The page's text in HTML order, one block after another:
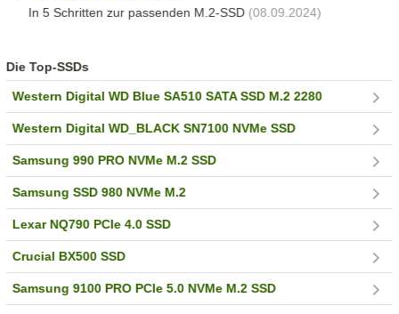
In 5 Schritten zur passenden M.2-SSD(08.09.2024)
Die Top-SSDs
Western Digital WD Blue SA510 SATA SSD M.2 2280
Western Digital WD_BLACK SN7100 NVMe SSD
Samsung 990 PRO NVMe M.2 SSD
Samsung SSD 980 NVMe M.2
Lexar NQ790 PCIe 4.0 SSD
Crucial BX500 SSD
Samsung 9100 PRO PCIe 5.0 NVMe M.2 SSD